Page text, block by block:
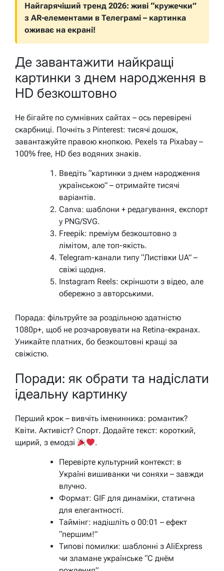
Найгарячіший тренд 2026: живі “кружечки”
з AR-елементами в Телеграмі – картинка
оживає на екрані!
Де завантажити найкращі
картинки з днем народження в
HD безкоштовно
Не бігайте по сумнівних сайтах – ось перевірені
скарбниці. Почніть з Pinterest: тисячі дошок,
завантажуйте правою кнопкою. Pexels та Pixabay –
100% free, HD без водяних знаків.
Введіть “картинки з днем народження
українською” – отримайте тисячі
варіантів.
Canva: шаблони + редагування, експорт
у PNG/SVG.
Freepik: преміум безкоштовно з
лімітом, але топ-якість.
Telegram-канали типу “Листівки UA” –
свіжі щодня.
Instagram Reels: скріншоти з відео, але
обережно з авторськими.
Порада: фільтруйте за роздільною здатністю
1080p+, щоб не розчаровувати на Retina-екранах.
Уникайте платних, бо безкоштовні кращі за
свіжістю.
Поради: як обрати та надіслати
ідеальну картинку
Перший крок – вивчіть іменинника: романтик?
Квіти. Активіст? Спорт. Додайте текст: короткий,
щирий, з емодзі
.
Перевірте культурний контекст: в
Україні вишиванки чи соняхи – завжди
влучно.
Формат: GIF для динаміки, статична
для елегантності.
Таймінг: надішліть о 00:01 – ефект
“першим!”
Типові помилки: шаблонні з AliExpress
чи зламане українське “С днём